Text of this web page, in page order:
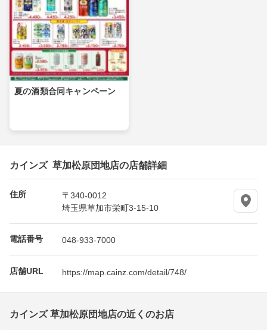
夏の酒類合同キャンペーン
カインズ 草加松原団地店の店舗詳細
住所
〒340-0012
埼玉県草加市栄町3-15-10
電話番号 048-933-7000
店舗URL https://map.cainz.com/detail/748/
カインズ 草加松原団地店の近くのお店